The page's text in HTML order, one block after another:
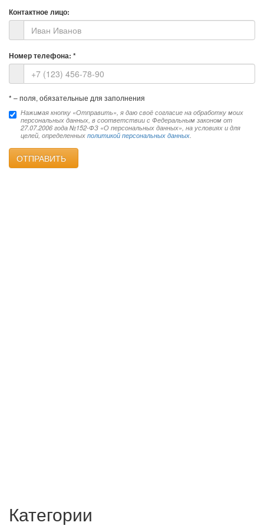
Контактное лицо:
Номер телефона: *
* – поля, обязательные для заполнения
Нажимая кнопку «Отправить», я даю своё согласие на обработку моих
персональных данных, в соответствии с Федеральным законом от
27.07.2006 года №152-ФЗ «О персональных данных», на условиях и для
целей, определенных политикой персональных данных.
ОТПРАВИТЬ
Категории